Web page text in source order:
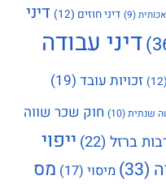
(9) דיני חוזים (12)
דיני
דיני עבודה
(12) זכויות עובד (19)
שנתית(10)
חוק שכר שווה
ברזל (22)
ייפוי
(33) מיסוי (17)
מס